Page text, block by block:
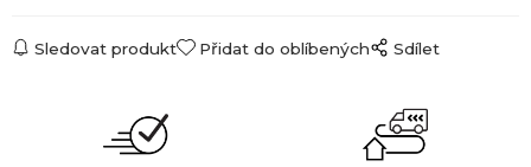
Sledovat produkt Přidat do oblíbených Sdílet